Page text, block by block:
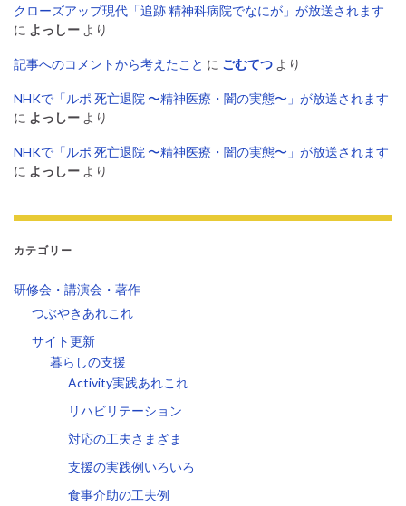
クローズアップ現代「追跡 精神科病院でなにが」が放送されます
に よっしー より
記事へのコメントから考えたこと に ごむてつ より
NHKで「ルポ 死亡退院 〜精神医療・闇の実態〜」が放送されます
に よっしー より
NHKで「ルポ 死亡退院 〜精神医療・闇の実態〜」が放送されます
に よっしー より
カテゴリー
研修会・講演会・著作
つぶやきあれこれ
サイト更新
暮らしの支援
Activity実践あれこれ
リハビリテーション
対応の工夫さまざま
支援の実践例いろいろ
食事介助の工夫例